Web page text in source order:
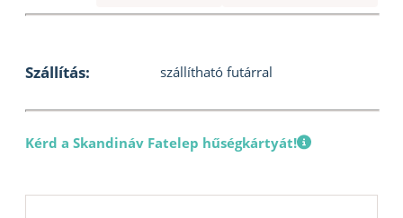
Szállítás: szállítható futárral
Kérd a Skandináv Fatelep hűségkártyát!